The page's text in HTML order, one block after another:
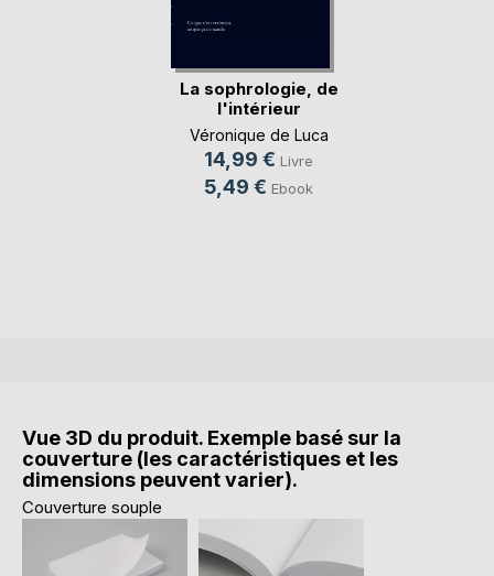
La sophrologie, de
l'intérieur
Véronique de Luca
14,99 € Livre
5,49 € Ebook
Vue 3D du produit. Exemple basé sur la
couverture (les caractéristiques et les
dimensions peuvent varier).
Couverture souple